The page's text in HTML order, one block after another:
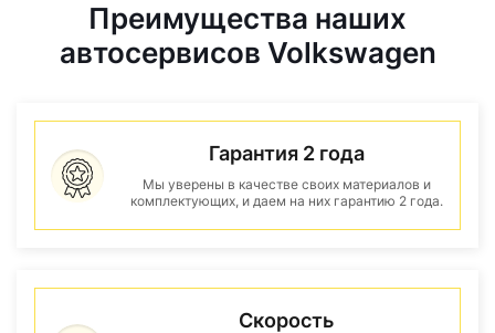
Преимущества наших
автосервисов Volkswagen
Гарантия 2 года
Мы уверены в качестве своих материалов и
комплектующих, и даем на них гарантию 2 года.
Скорость